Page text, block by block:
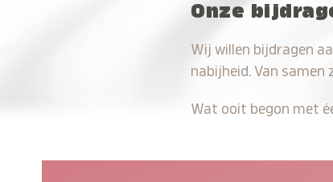
Onze
Wij willen bijdragen
nabijheid. Van samen
Wat ooit begon met